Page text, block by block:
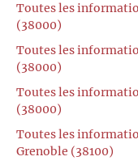
Toutes les
(38000)
Toutes les
(38000)
Toutes les
(38000)
Toutes les
Grenoble (38100)